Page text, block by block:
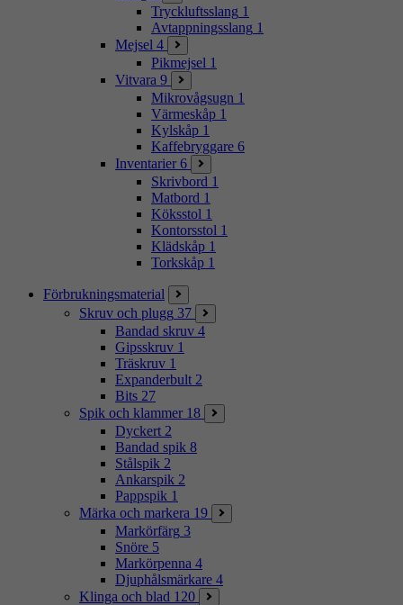
Tryckluftsslang 1
Avtappningsslang 1
Mejsel 4
Pikmejsel 1
Vitvara 9
Mikrovågsugn 1
Värmeskåp 1
Kylskåp 1
Kaffebryggare 6
Inventarier 6
Skrivbord 1
Matbord 1
Köksstol 1
Kontorsstol 1
Klädskåp 1
Torkskåp 1
Förbrukningsmaterial
Skruv och plugg 37
Bandad skruv 4
Gipsskruv 1
Träskruv 1
Expanderbult 2
Bits 27
Spik och klammer 18
Dyckert 2
Bandad spik 8
Stålspik 2
Ankarspik 2
Pappspik 1
Märka och markera 19
Markörfärg 3
Snöre 5
Markörpenna 4
Djuphålsmärkare 4
Klinga och blad 120